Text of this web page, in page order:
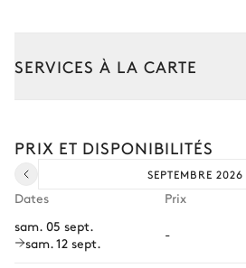
Espace dînatoire extérieur
Plancha
Réfrigérateur
Rooftop
SERVICES À LA CARTE
Transfert à l'arrivée et au départ
Courses livrées avant l'arrivée
Chef à domicile
PRIX ET DISPONIBILITÉS
SEPTEMBRE 2026
Dates
Prix
sam. 05 sept.
sam. 12 sept.
-